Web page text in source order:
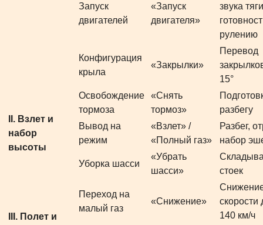
Запуск
двигателей
«Запуск
двигателя»
звука
рулению
Конфигурация
крыла
«Закрылки»
Перевод
15°
II. Взлет и
набор
высоты
Освобождение
тормоза
«Снять
тормоз»
разбегу
Вывод на
режим
«Взлет» /
«Полный газ»
Разбег,
набор
Уборка шасси
«Убрать
шасси»
стоек
III. Полет и
Переход на
малый газ
«Снижение»
скорости
140 км/ч